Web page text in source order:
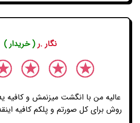
نگار .ر ( خریدار )
عالیه من با انگشت میزنمش و کافیه
روش برای کل صورتم و پلکم کافیه